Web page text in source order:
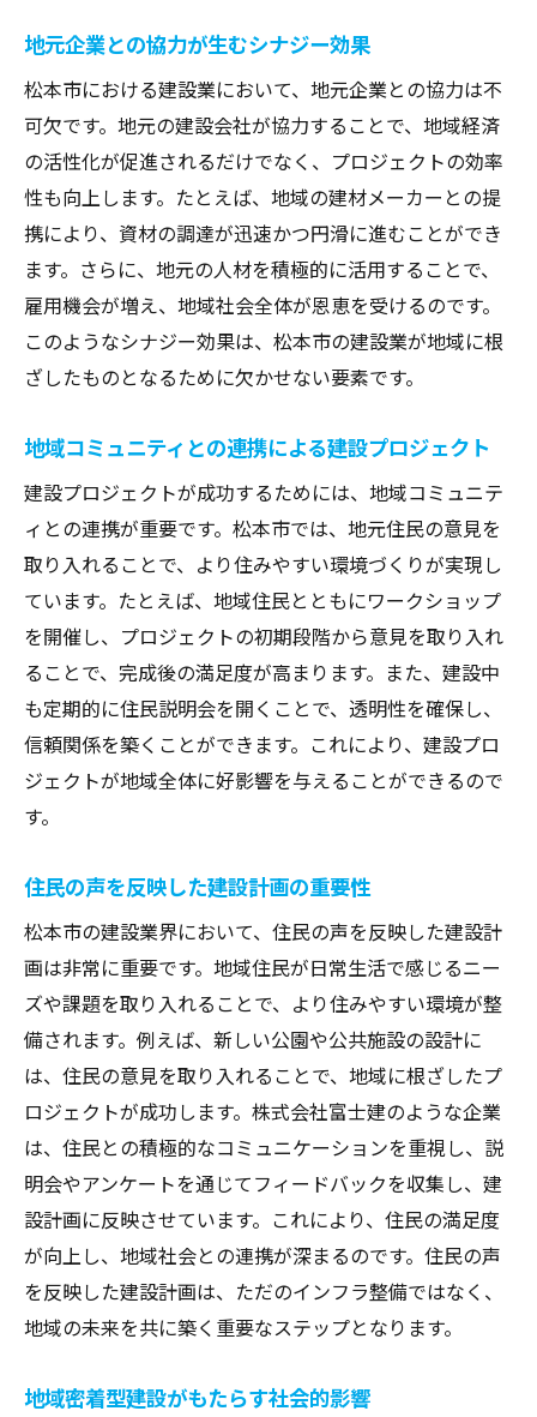
地域投資の増加とその結果
公共工事がもたらす直接的経済効果
持続可能な街づくり地域に根ざした建設のアプ
ローチ
持続可能な建設資材の選定
低炭素建築物の設計と施工
地域資源を活用したエコ建設
長寿命化建築物のメリット
コミュニティ参加型の持続可能な建設プロ
ジェクト
施工品質の向上と地域社会に対する責任
厳格な品質管理体制の確立
建設現場での安全対策強化
従業員教育とスキルアップの取り組み
地域住民への情報提供と透明性の確保
現場監督の役割と責任
施工品質向上のための最新技術導入
次世代技術の導入とその可能性
地域住民のニーズを反映した建設計画
建設業界の人材育成と未来
グローバルな視点で見る建設業の進化
地域と共に歩む建設業のビジョン
地元企業との協力が生むシナジー効果
松本市における建設業において、地元企業との協力は不
可欠です。地元の建設会社が協力することで、地域経済
の活性化が促進されるだけでなく、プロジェクトの効率
性も向上します。たとえば、地域の建材メーカーとの提
携により、資材の調達が迅速かつ円滑に進むことができ
ます。さらに、地元の人材を積極的に活用することで、
雇用機会が増え、地域社会全体が恩恵を受けるのです。
このようなシナジー効果は、松本市の建設業が地域に根
ざしたものとなるために欠かせない要素です。
地域コミュニティとの連携による建設プロジェクト
建設プロジェクトが成功するためには、地域コミュニテ
ィとの連携が重要です。松本市では、地元住民の意見を
取り入れることで、より住みやすい環境づくりが実現し
ています。たとえば、地域住民とともにワークショップ
を開催し、プロジェクトの初期段階から意見を取り入れ
ることで、完成後の満足度が高まります。また、建設中
も定期的に住民説明会を開くことで、透明性を確保し、
信頼関係を築くことができます。これにより、建設プロ
ジェクトが地域全体に好影響を与えることができるので
す。
住民の声を反映した建設計画の重要性
松本市の建設業界において、住民の声を反映した建設計
画は非常に重要です。地域住民が日常生活で感じるニー
ズや課題を取り入れることで、より住みやすい環境が整
備されます。例えば、新しい公園や公共施設の設計に
は、住民の意見を取り入れることで、地域に根ざしたプ
ロジェクトが成功します。株式会社富士建のような企業
は、住民との積極的なコミュニケーションを重視し、説
明会やアンケートを通じてフィードバックを収集し、建
設計画に反映させています。これにより、住民の満足度
が向上し、地域社会との連携が深まるのです。住民の声
を反映した建設計画は、ただのインフラ整備ではなく、
地域の未来を共に築く重要なステップとなります。
地域密着型建設がもたらす社会的影響